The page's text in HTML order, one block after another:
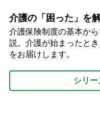
介護の「困った」を
介護保険制度の基本か
説。介護が始まったと
をお届けします。
シリー